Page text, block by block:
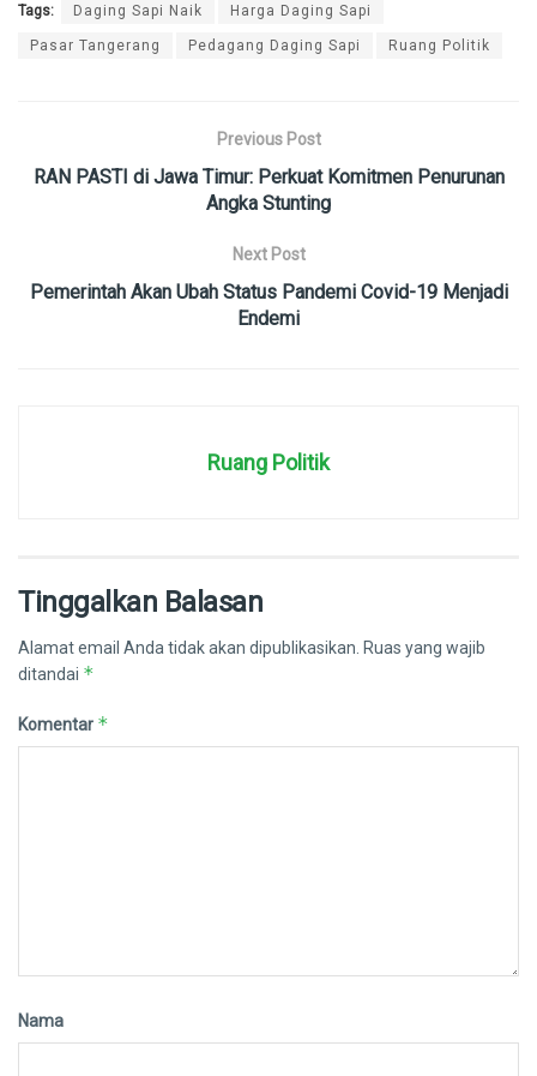
Tags: Daging Sapi Naik Harga Daging Sapi
Pasar Tangerang Pedagang Daging Sapi Ruang Politik
Previous Post
RAN PASTI di Jawa Timur: Perkuat Komitmen Penurunan
Angka Stunting
Next Post
Pemerintah Akan Ubah Status Pandemi Covid-19 Menjadi
Endemi
Ruang Politik
Tinggalkan Balasan
Alamat email Anda tidak akan dipublikasikan. Ruas yang wajib
ditandai *
Komentar *
Nama